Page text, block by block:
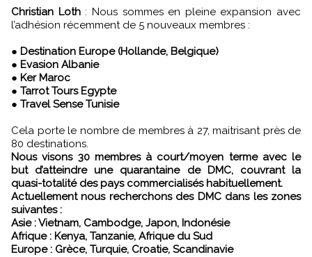
Christian Loth: Nous sommes en pleine expansion avec
l’adhésion récemment de 5 nouveaux membres :
● Destination Europe (Hollande, Belgique)
● Evasion Albanie
● Ker Maroc
● Tarrot Tours Egypte
● Travel Sense Tunisie
Cela porte le nombre de membres à 27, maitrisant près de
80 destinations.
Nous visons 30 membres à court/moyen terme avec le
but d’atteindre une quarantaine de DMC, couvrant la
quasi-totalité des pays commercialisés habituellement.
Actuellement nous recherchons des DMC dans les zones
suivantes :
Asie : Vietnam, Cambodge, Japon, Indonésie
Afrique : Kenya, Tanzanie, Afrique du Sud
Europe : Grèce, Turquie, Croatie, Scandinavie